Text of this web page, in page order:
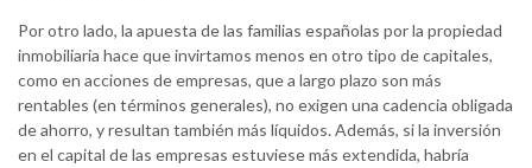
Por otro lado, la apuesta de las familias españolas por la propiedad
inmobiliaria hace que invirtamos menos en otro tipo de capitales,
como en acciones de empresas, que a largo plazo son más
rentables (en términos generales), no exigen una cadencia obligada
de ahorro, y resultan también más líquidos. Además, si la inversión
en el capital de las empresas estuviese más extendida, habría